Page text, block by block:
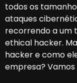
todos os
ataques
recorrendo a um
ethical hacker.
hacker e como
empresa?